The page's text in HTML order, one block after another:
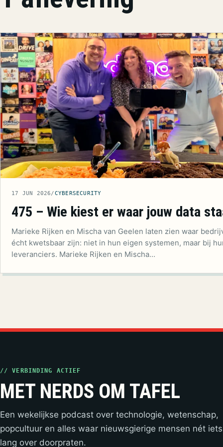
17 JUN 2026/CYBERSECURITY
475 – Wie kiest er waar jouw data
Marieke Rijken en Mischa van Geelen laten zien waar
écht kwetsbaar zijn: niet in hun eigen systemen, maar bij
leveranciers. Marieke Rijken en Mischa…
// VERBINDING ACTIEF
MET NERDS OM TAFEL
Een wekelijkse podcast over technologie, wetenschap,
popcultuur en alles waar nieuwsgierige mensen nét
lang over doorpraten.